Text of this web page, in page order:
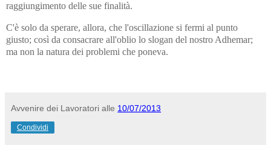
raggiungimento delle sue finalità.
C'è solo da sperare, allora, che l'oscillazione si fermi al punto
giusto; così da consacrare all'oblio lo slogan del nostro Adhemar;
ma non la natura dei problemi che poneva.
Avvenire dei Lavoratori alle 10/07/2013
Condividi